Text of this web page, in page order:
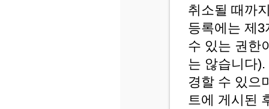
취소될 때까
등록에는 제
수 있는 권한
는 않습니다
경할 수 있으
트에 게시된